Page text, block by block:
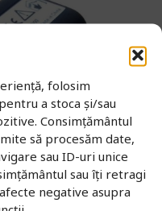
folosim
a stoca și/sau
Consimțământul
să procesăm date,
sau ID-uri unice
sau îți retragi
negative asupra